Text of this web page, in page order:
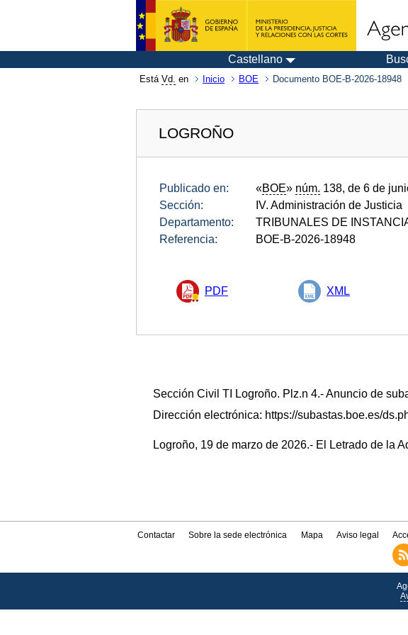
Castellano
Está Vd. en Inicio BOE Documento BOE-B-2026-18948
LOGROÑO
Publicado en: «BOE» núm. 138, de 6 de
Sección:
IV. Administración de Justicia
Departamento:
TRIBUNALES DE
Referencia:
BOE-B-2026-18948
PDF XML
Sección Civil TI Logroño. Plz.n 4.- Anuncio de
Dirección electrónica: https://subastas.boe.es/
Logroño, 19 de marzo de 2026.- El Letrado de la
Contactar Sobre la sede electrónica Mapa Aviso legal